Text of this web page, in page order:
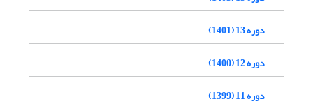
دوره 13 (1401)
دوره 12 (1400)
دوره 11 (1399)